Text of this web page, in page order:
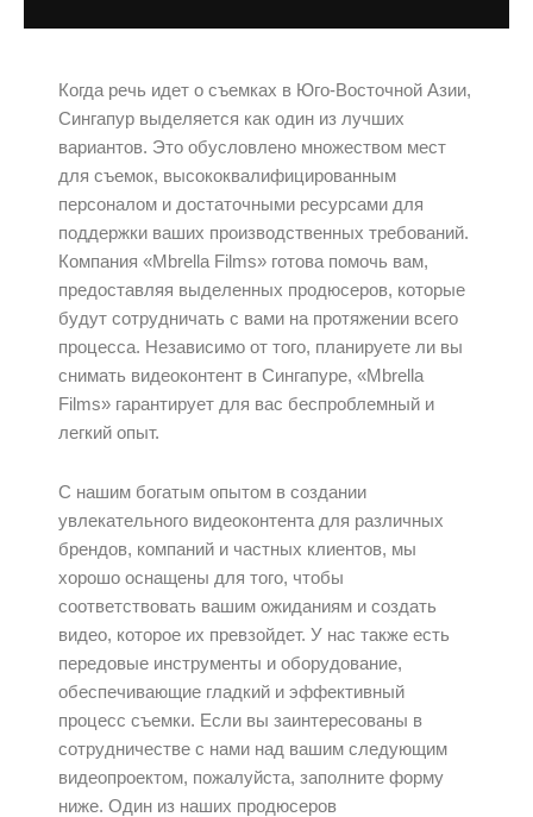
Когда речь идет о съемках в Юго-Восточной Азии,
Сингапур выделяется как один из лучших
вариантов. Это обусловлено множеством мест
для съемок, высококвалифицированным
персоналом и достаточными ресурсами для
поддержки ваших производственных требований.
Компания «Mbrella Films» готова помочь вам,
предоставляя выделенных продюсеров, которые
будут сотрудничать с вами на протяжении всего
процесса. Независимо от того, планируете ли вы
снимать видеоконтент в Сингапуре, «Mbrella
Films» гарантирует для вас беспроблемный и
легкий опыт.
С нашим богатым опытом в создании
увлекательного видеоконтента для различных
брендов, компаний и частных клиентов, мы
хорошо оснащены для того, чтобы
соответствовать вашим ожиданиям и создать
видео, которое их превзойдет. У нас также есть
передовые инструменты и оборудование,
обеспечивающие гладкий и эффективный
процесс съемки. Если вы заинтересованы в
сотрудничестве с нами над вашим следующим
видеопроектом, пожалуйста, заполните форму
ниже. Один из наших продюсеров